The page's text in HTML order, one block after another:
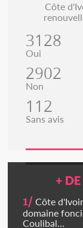
Côte
3128
Oui
2902
Non
112
Sans avis
+
1/ Côte
domaine
Coulibal...